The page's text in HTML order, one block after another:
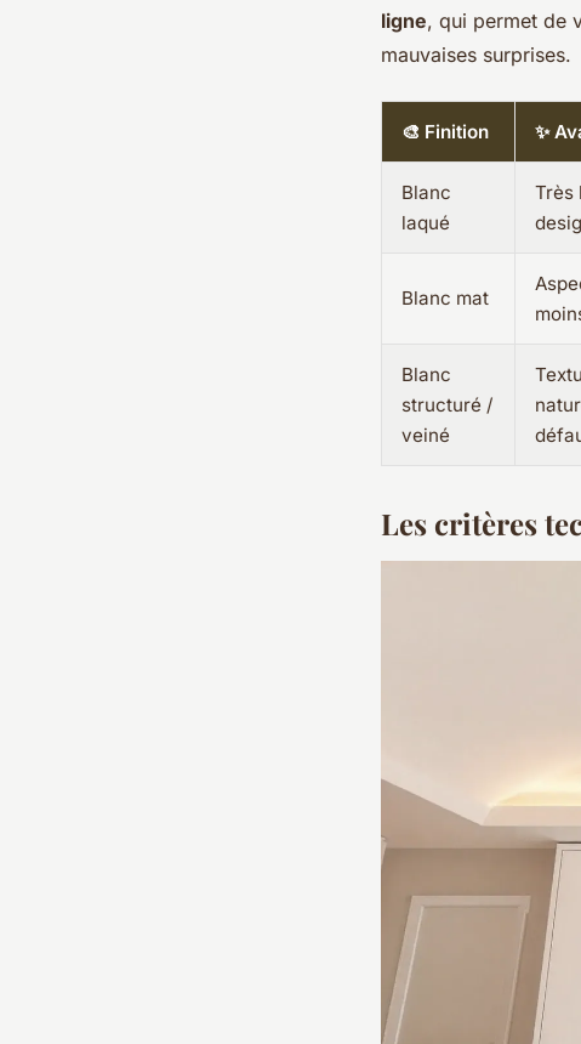
ligne, qui permet de
mauvaises surprises.
🎨 Finition ✨
Blanc
laqué
Très
Blanc mat
Blanc
structuré /
veiné
Les critères